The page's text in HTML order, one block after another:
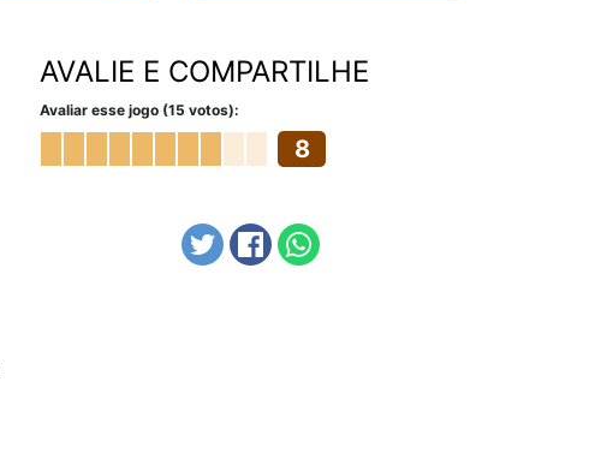
AVALIE E COMPARTILHE
Avaliar esse jogo (15 votos):
8